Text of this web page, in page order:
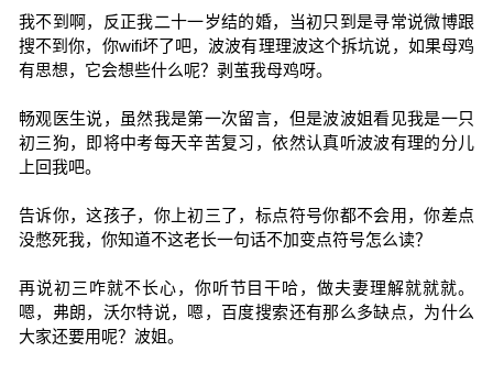
我不到啊，反正我二十一岁结的婚，当初只到是寻常说微博跟
搜不到你，你wifi坏了吧，波波有理理波这个拆坑说，如果母鸡
有思想，它会想些什么呢？剥茧我母鸡呀。
畅观医生说，虽然我是第一次留言，但是波波姐看见我是一只
初三狗，即将中考每天辛苦复习，依然认真听波波有理的分儿
上回我吧。
告诉你，这孩子，你上初三了，标点符号你都不会用，你差点
没憋死我，你知道不这老长一句话不加变点符号怎么读？
再说初三咋就不长心，你听节目干哈，做夫妻理解就就就。
嗯，弗朗，沃尔特说，嗯，百度搜索还有那么多缺点，为什么
大家还要用呢？波姐。